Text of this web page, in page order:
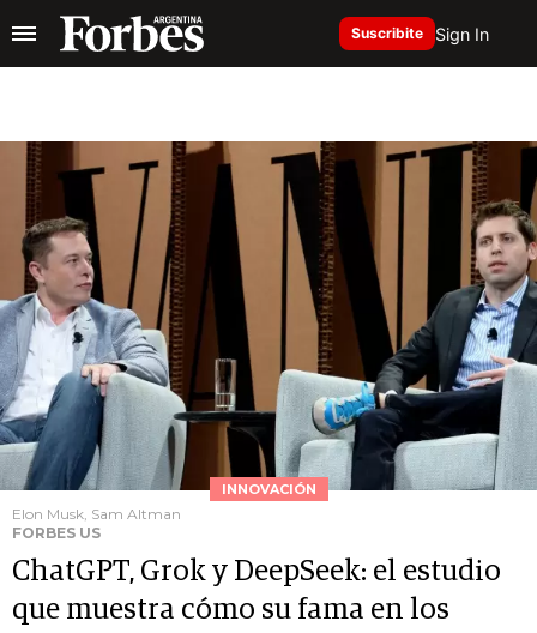
Suscribite Sign In
INNOVACIÓN
Elon Musk, Sam Altman
FORBES US
ChatGPT, Grok y DeepSeek: el estudio
que muestra cómo su fama en los